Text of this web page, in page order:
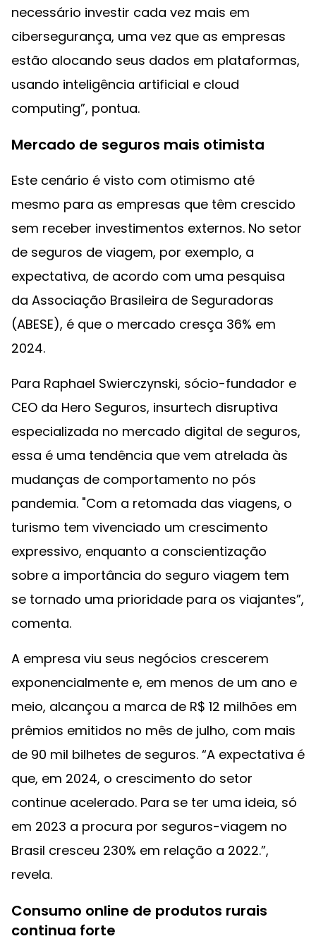
necessário investir cada vez mais em
cibersegurança, uma vez que as empresas
estão alocando seus dados em plataformas,
usando inteligência artificial e cloud
computing”, pontua.
Mercado de seguros mais otimista
Este cenário é visto com otimismo até
mesmo para as empresas que têm crescido
sem receber investimentos externos. No setor
de seguros de viagem, por exemplo, a
expectativa, de acordo com uma pesquisa
da Associação Brasileira de Seguradoras
(ABESE), é que o mercado cresça 36% em
2024.
Para Raphael Swierczynski, sócio-fundador e
CEO da Hero Seguros, insurtech disruptiva
especializada no mercado digital de seguros,
essa é uma tendência que vem atrelada às
mudanças de comportamento no pós
pandemia. "Com a retomada das viagens, o
turismo tem vivenciado um crescimento
expressivo, enquanto a conscientização
sobre a importância do seguro viagem tem
se tornado uma prioridade para os viajantes”,
comenta.
A empresa viu seus negócios crescerem
exponencialmente e, em menos de um ano e
meio, alcançou a marca de R$ 12 milhões em
prêmios emitidos no mês de julho, com mais
de 90 mil bilhetes de seguros. “A expectativa é
que, em 2024, o crescimento do setor
continue acelerado. Para se ter uma ideia, só
em 2023 a procura por seguros-viagem no
Brasil cresceu 230% em relação a 2022.”,
revela.
Consumo online de produtos rurais
continua forte